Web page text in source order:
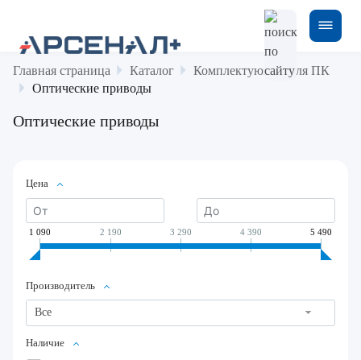
Главная страница Каталог
Комплектующие для ПК
Оптические приводы
Оптические приводы
Цена
1 090 2 190 3 290 4 390 5 490
Производитель
Все
Наличие